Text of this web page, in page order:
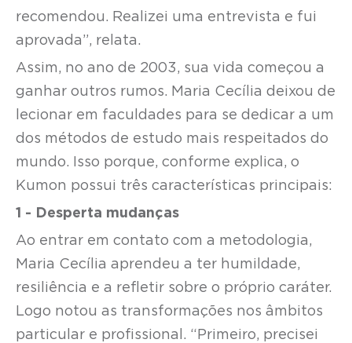
recomendou. Realizei uma entrevista e fui
aprovada”, relata.
Assim, no ano de 2003, sua vida começou a
ganhar outros rumos. Maria Cecília deixou de
lecionar em faculdades para se dedicar a um
dos métodos de estudo mais respeitados do
mundo. Isso porque, conforme explica, o
Kumon possui três características principais:
1 - Desperta mudanças
Ao entrar em contato com a metodologia,
Maria Cecília aprendeu a ter humildade,
resiliência e a refletir sobre o próprio caráter.
Logo notou as transformações nos âmbitos
particular e profissional. “Primeiro, precisei